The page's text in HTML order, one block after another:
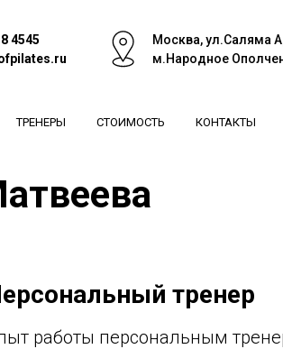
4545
Москва, ул.Саляма
м.Народное
ТРЕНЕРЫ СТОИМОСТЬ КОНТАКТЫ
тренер
работы персональным